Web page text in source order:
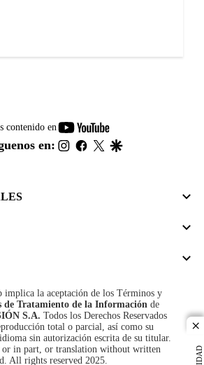
contenido en
youtube-
footer
en: instagram
facebook
twitter
implica la aceptación de los Términos y
de Tratamiento de la Información de
S.A. Todos los Derechos Reservados
total o parcial, así como su
sin autorización escrita de su titular.
in part, or translation without written
All rights reserved 2025.